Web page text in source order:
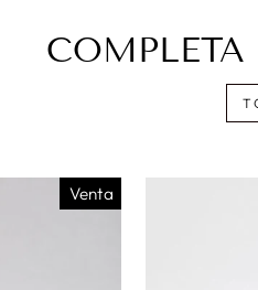
Venta